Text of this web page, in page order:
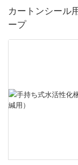
カートンシール
ープ